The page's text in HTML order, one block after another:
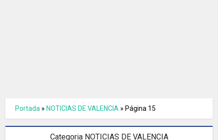
Portada » NOTICIAS DE VALENCIA » Página 15
Categoria NOTICIAS DE VALENCIA